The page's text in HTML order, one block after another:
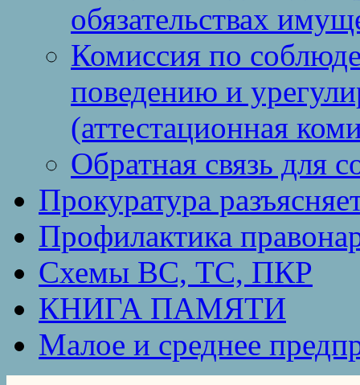
обязательствах
Комиссия по
поведению и
(аттестационная
Обратная связь для
Прокуратура
Профилактика
Схемы ВС, ТС, ПКР
КНИГА ПАМЯТИ
Малое и среднее